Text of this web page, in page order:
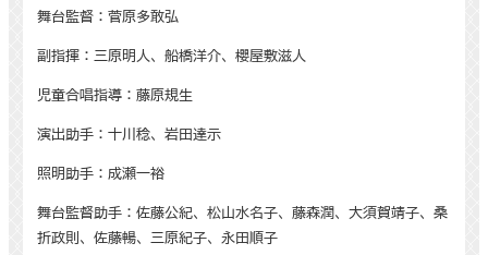
舞台監督：菅原多敢弘
副指揮：三原明人、船橋洋介、櫻屋敷滋人
児童合唱指導：藤原規生
演出助手：十川稔、岩田達示
照明助手：成瀬一裕
舞台監督助手：佐藤公紀、松山水名子、藤森潤、大須賀靖子、桑
折政則、佐藤暢、三原紀子、永田順子